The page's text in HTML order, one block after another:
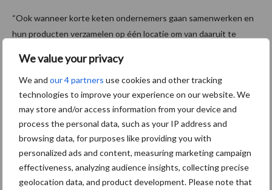
We value your privacy
We and our 4 partners use cookies and other tracking
technologies to improve your experience on our website. We
may store and/or access information from your device and
process the personal data, such as your IP address and
browsing data, for purposes like providing you with
personalized ads and content, measuring marketing campaign
effectiveness, analyzing audience insights, collecting precise
geolocation data, and product development. Please note that
“Ook wanneer korte keten ondernemers gaan samenwerken en
hun producten verzamelen op één locatie om van daaruit te
rem op het ondernemerschap dan een stimulator”, weet De
Dobbeleer. “Dergelijke hubs in landbouwgebied geraken moeilijk
vergund en het FAVV beschouwt deze hubs als groothandel
waardoor de administratieve en praktische verplichtingen
onhaalbaar worden.”
De korte keten worstelt ook nog met de mogelijkheden rond
tewerkstelling. Hoevewinkels vallen onder een speciale regeling
waardoor het moeilijk is om flexi-jobs aan te bieden. “En ook het